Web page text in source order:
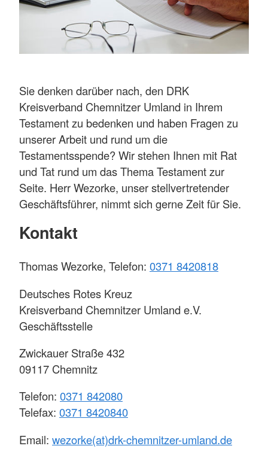
Sie denken darüber nach, den DRK
Kreisverband Chemnitzer Umland in Ihrem
Testament zu bedenken und haben Fragen zu
unserer Arbeit und rund um die
Testamentsspende? Wir stehen Ihnen mit Rat
und Tat rund um das Thema Testament zur
Seite. Herr Wezorke, unser stellvertretender
Geschäftsführer, nimmt sich gerne Zeit für Sie.
Kontakt
Thomas Wezorke, Telefon: 0371 8420818
Deutsches Rotes Kreuz
Kreisverband Chemnitzer Umland e.V.
Geschäftsstelle
Zwickauer Straße 432
09117 Chemnitz
Telefon: 0371 842080
Telefax: 0371 8420840
Email: wezorke(at)drk-chemnitzer-umland.de